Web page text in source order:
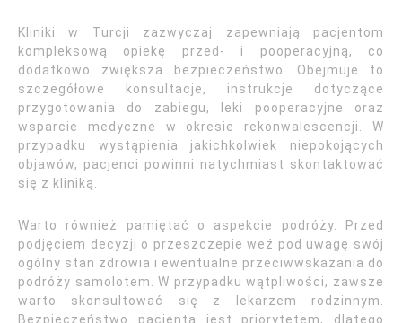
Kliniki w Turcji zazwyczaj zapewniają pacjentom
kompleksową opiekę przed- i pooperacyjną, co
dodatkowo zwiększa bezpieczeństwo. Obejmuje to
szczegółowe konsultacje, instrukcje dotyczące
przygotowania do zabiegu, leki pooperacyjne oraz
wsparcie medyczne w okresie rekonwalescencji. W
przypadku wystąpienia jakichkolwiek niepokojących
objawów, pacjenci powinni natychmiast skontaktować
się z kliniką.
Warto również pamiętać o aspekcie podróży. Przed
podjęciem decyzji o przeszczepie weź pod uwagę swój
ogólny stan zdrowia i ewentualne przeciwwskazania do
podróży samolotem. W przypadku wątpliwości, zawsze
warto skonsultować się z lekarzem rodzinnym.
Bezpieczeństwo pacjenta jest priorytetem, dlatego